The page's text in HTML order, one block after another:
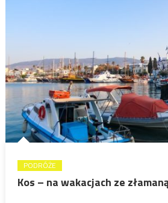
PODRÓŻE
Kos – na wakacjach ze